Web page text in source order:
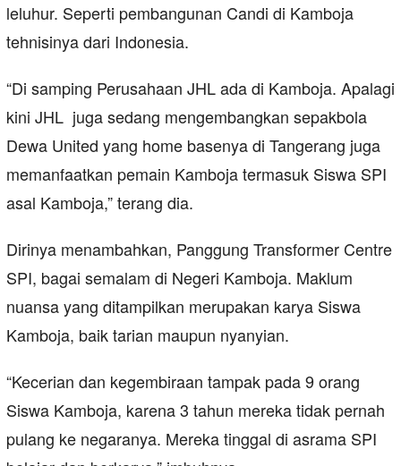
leluhur. Seperti pembangunan Candi di Kamboja
tehnisinya dari Indonesia.
“Di samping Perusahaan JHL ada di Kamboja. Apalagi
kini JHL juga sedang mengembangkan sepakbola
Dewa United yang home basenya di Tangerang juga
memanfaatkan pemain Kamboja termasuk Siswa SPI
asal Kamboja,” terang dia.
Dirinya menambahkan, Panggung Transformer Centre
SPI, bagai semalam di Negeri Kamboja. Maklum
nuansa yang ditampilkan merupakan karya Siswa
Kamboja, baik tarian maupun nyanyian.
“Kecerian dan kegembiraan tampak pada 9 orang
Siswa Kamboja, karena 3 tahun mereka tidak pernah
pulang ke negaranya. Mereka tinggal di asrama SPI